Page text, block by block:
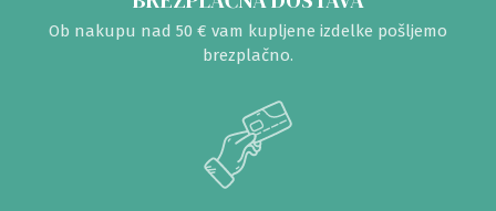
Ob nakupu nad 50 € vam kupljene izdelke pošljemo
brezplačno.